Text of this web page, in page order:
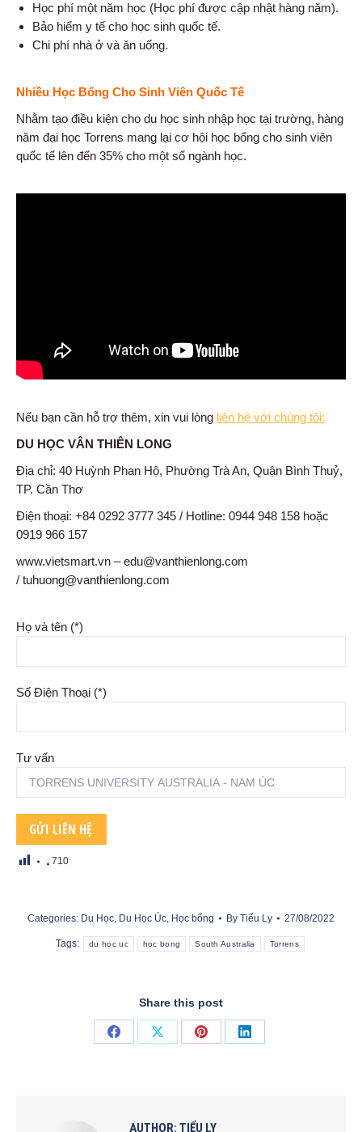
Học phí một năm học (Học phí được cập nhật hàng năm).
Bảo hiểm y tế cho học sinh quốc tế.
Chi phí nhà ở và ăn uống.
Nhiều Học Bổng Cho Sinh Viên Quốc Tế
Nhằm tạo điều kiện cho du học sinh nhập học tại trường, hàng
năm đại học Torrens mang lại cơ hội học bổng cho sinh viên
quốc tế lên đến 35% cho một số ngành học.
Nếu bạn cần hỗ trợ thêm, xin vui lòng liên hệ với chúng tôi:
DU HỌC VÂN THIÊN LONG
Địa chỉ: 40 Huỳnh Phan Hộ, Phường Trà An, Quận Bình Thuỷ,
TP. Cần Thơ
Điện thoại: +84 0292 3777 345 / Hotline: 0944 948 158 hoặc
0919 966 157
www.vietsmart.vn – edu@vanthienlong.com
/ tuhuong@vanthienlong.com
Họ và tên (*)
Số Điện Thoại (*)
Tư vấn
710
Categories: Du Học Du Học Úc Học bổng By Tiểu Ly 27/08/2022
Tags: du hoc uc hoc bong South Australia Torrens
Share this post
Share
Share
Share
Share
AUTHOR: TIỂU LY